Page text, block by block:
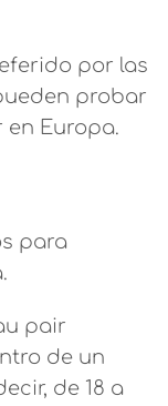
por las
probar
en Europa.
para
pair
de un
de 18 a